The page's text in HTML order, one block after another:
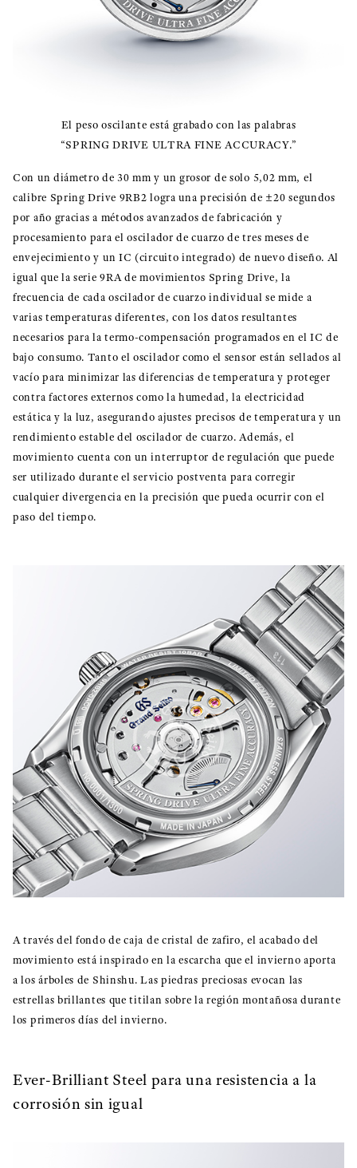
El peso oscilante está grabado con las palabras
“SPRING DRIVE ULTRA FINE ACCURACY.”
Con un diámetro de 30 mm y un grosor de solo 5,02 mm, el
calibre Spring Drive 9RB2 logra una precisión de ±20 segundos
por año gracias a métodos avanzados de fabricación y
procesamiento para el oscilador de cuarzo de tres meses de
envejecimiento y un IC (circuito integrado) de nuevo diseño. Al
igual que la serie 9RA de movimientos Spring Drive, la
frecuencia de cada oscilador de cuarzo individual se mide a
varias temperaturas diferentes, con los datos resultantes
necesarios para la termo-compensación programados en el IC de
bajo consumo. Tanto el oscilador como el sensor están sellados al
vacío para minimizar las diferencias de temperatura y proteger
contra factores externos como la humedad, la electricidad
estática y la luz, asegurando ajustes precisos de temperatura y un
rendimiento estable del oscilador de cuarzo. Además, el
movimiento cuenta con un interruptor de regulación que puede
ser utilizado durante el servicio postventa para corregir
cualquier divergencia en la precisión que pueda ocurrir con el
paso del tiempo.
A través del fondo de caja de cristal de zafiro, el acabado del
movimiento está inspirado en la escarcha que el invierno aporta
a los árboles de Shinshu. Las piedras preciosas evocan las
estrellas brillantes que titilan sobre la región montañosa durante
los primeros días del invierno.
Ever-Brilliant Steel para una resistencia a la
corrosión sin igual